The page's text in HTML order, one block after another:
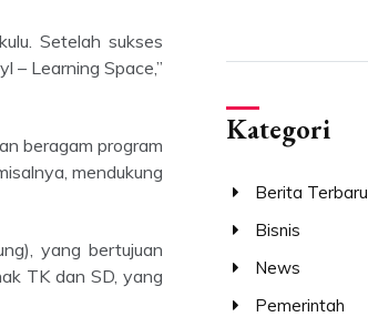
– Learning Space,”
mendukung
TK dan SD, yang
Kategori
Berita Terbaru
Bisnis
News
Pemerintah